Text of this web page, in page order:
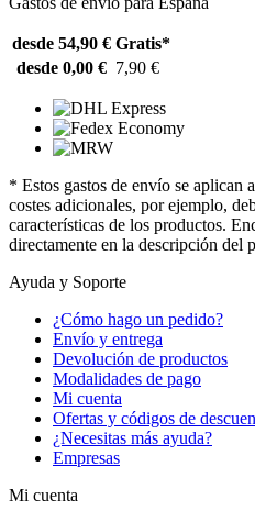
desde 54,90 € Gratis*
desde 0,00 € 7,90 €
* Estos gastos de envío se aplican
costes adicionales, por ejemplo,
características de los productos.
directamente en la descripción del
Ayuda y Soporte
¿Cómo hago un pedido?
Envío y entrega
Devolución de productos
Modalidades de pago
Mi cuenta
Ofertas y códigos de
¿Necesitas más ayuda?
Empresas
Mi cuenta